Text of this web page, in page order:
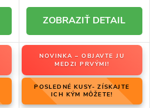
DETAIL
NOVINKA – OBJAVTE JU
MEDZI PRVÝMI!
POSLEDNÉ KUSY- ZÍSKAJTE
ICH KÝM MÔŽETE!